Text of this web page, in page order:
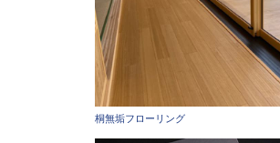
桐無垢フローリング